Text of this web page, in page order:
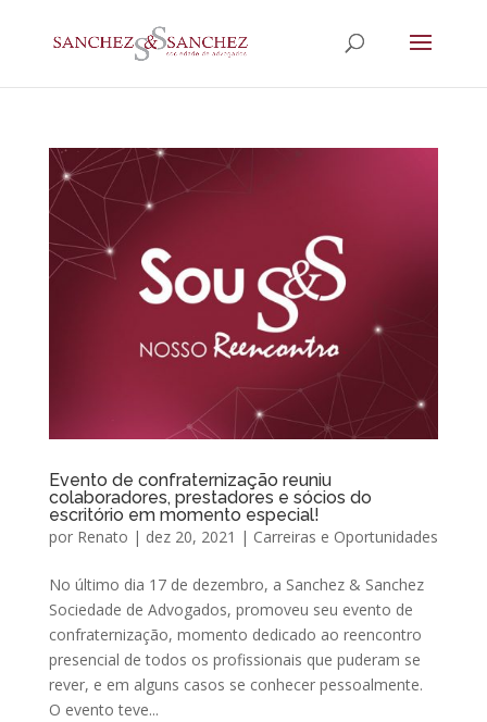
Evento de confraternização reuniu
colaboradores, prestadores e sócios do
escritório em momento especial!
por Renato | dez 20, 2021 | Carreiras e Oportunidades
No último dia 17 de dezembro, a Sanchez & Sanchez
Sociedade de Advogados, promoveu seu evento de
confraternização, momento dedicado ao reencontro
presencial de todos os profissionais que puderam se
rever, e em alguns casos se conhecer pessoalmente.
O evento teve...